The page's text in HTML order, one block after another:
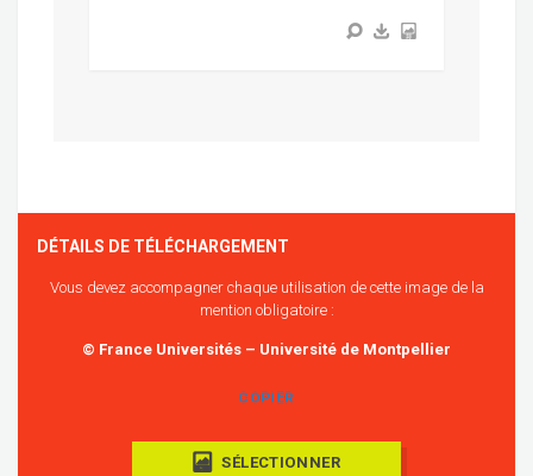
DÉTAILS DE TÉLÉCHARGEMENT
Vous devez accompagner chaque utilisation de cette image de la
mention obligatoire :
© France Universités – Université de Montpellier
COPIER
SÉLECTIONNER